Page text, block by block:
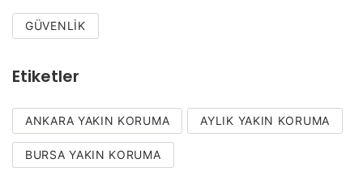
GÜVENLIK
Etiketler
ANKARA YAKIN KORUMA AYLIK YAKIN KORUMA
BURSA YAKIN KORUMA